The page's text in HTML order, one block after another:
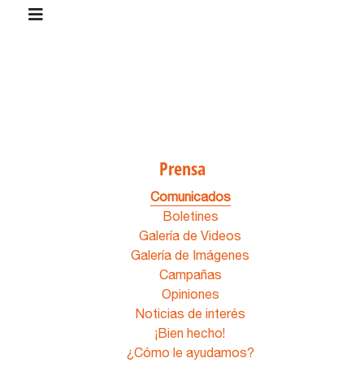
Prensa
Comunicados
Boletines
Galería de Videos
Galería de Imágenes
Campañas
Opiniones
Noticias de interés
¡Bien hecho!
¿Cómo le ayudamos?